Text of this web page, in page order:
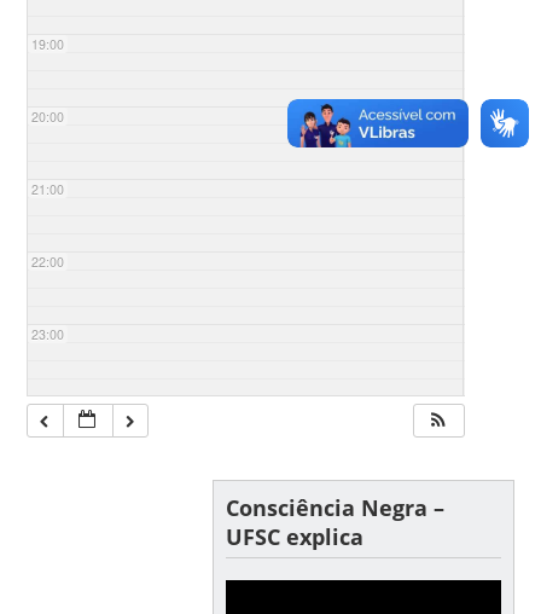
19:00
20:00
21:00
22:00
23:00
Consciência Negra –
UFSC explica